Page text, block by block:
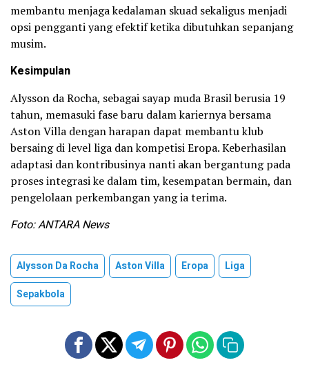
membantu menjaga kedalaman skuad sekaligus menjadi
opsi pengganti yang efektif ketika dibutuhkan sepanjang
musim.
Kesimpulan
Alysson da Rocha, sebagai sayap muda Brasil berusia 19
tahun, memasuki fase baru dalam kariernya bersama
Aston Villa dengan harapan dapat membantu klub
bersaing di level liga dan kompetisi Eropa. Keberhasilan
adaptasi dan kontribusinya nanti akan bergantung pada
proses integrasi ke dalam tim, kesempatan bermain, dan
pengelolaan perkembangan yang ia terima.
Foto: ANTARA News
Alysson Da Rocha Aston Villa Eropa
Liga
Sepakbola